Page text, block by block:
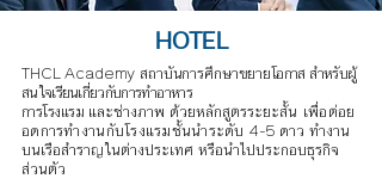
HOTEL
THCL Academy สถาบันการศึกษาขยายโอกาส สำหรับผู้
สนใจเรียนเกี่ยวกับการทำอาหาร
การโรงแรมและช่างภาพ ด้วยหลักสูตรระยะสั้น เพื่อต่อย
อดการทำงานกับโรงแรมชั้นนำระดับ 4-5 ดาว ทำงาน
บนเรือสำราญในต่างประเทศ หรือนำไปประกอบธุรกิจ
ส่วนตัว